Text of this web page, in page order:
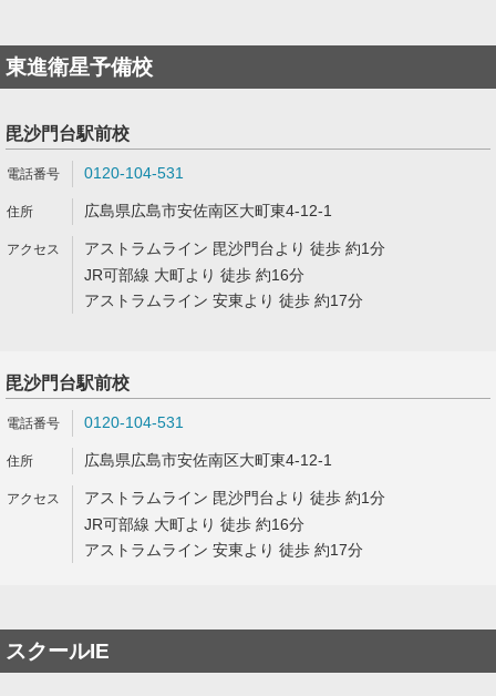
東進衛星予備校
毘沙門台駅前校
0120-104-531
広島県広島市安佐南区大町東4-12-1
アストラムライン 毘沙門台より 徒歩 約1分
JR可部線 大町より 徒歩 約16分
アストラムライン 安東より 徒歩 約17分
毘沙門台駅前校
0120-104-531
広島県広島市安佐南区大町東4-12-1
アストラムライン 毘沙門台より 徒歩 約1分
JR可部線 大町より 徒歩 約16分
アストラムライン 安東より 徒歩 約17分
スクールIE